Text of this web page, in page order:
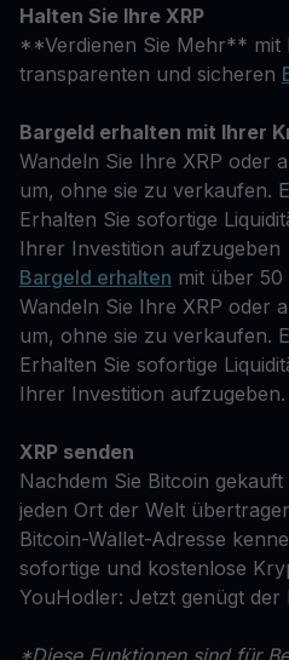
Halten Sie Ihre XRP
**Verdienen Sie Mehr** mit
transparenten und sicheren
Bargeld erhalten mit Ihrer
Wandeln Sie Ihre XRP oder
um, ohne sie zu verkaufen.
Erhalten Sie sofortige
Ihrer Investition aufzugeben
Bargeld erhalten mit über
Wandeln Sie Ihre XRP oder
um, ohne sie zu verkaufen.
Erhalten Sie sofortige
Ihrer Investition aufzugeben.
XRP senden
Nachdem Sie Bitcoin
jeden Ort der Welt
Bitcoin-Wallet-Adresse
sofortige und kostenlose
YouHodler: Jetzt genügt der
*Diese Funktionen sind für